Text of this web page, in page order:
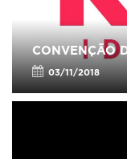
CONVENÇÃO
03/11/2018